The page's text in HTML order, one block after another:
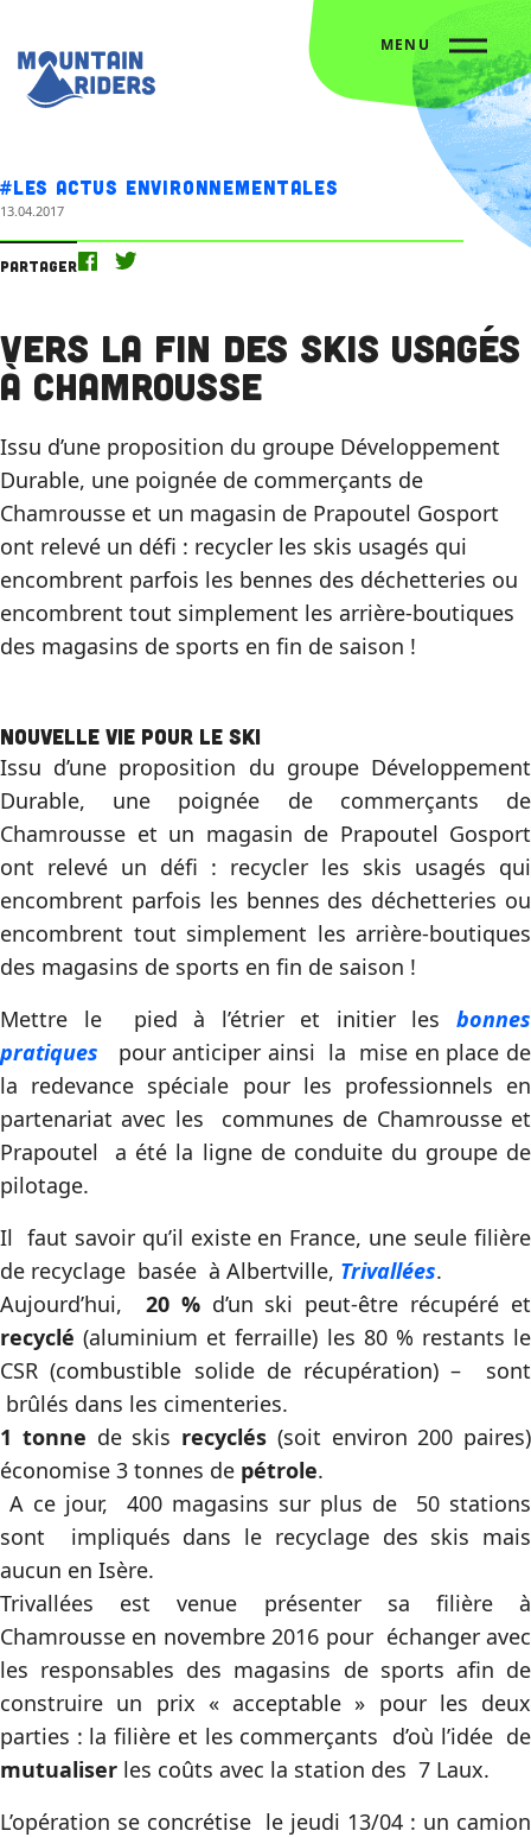
MENU
#Les actus environnementales
13.04.2017
Partager
Vers la fin des skis usagés
à Chamrousse
Issu d’une proposition du groupe Développement
Durable, une poignée de commerçants de
Chamrousse et un magasin de Prapoutel Gosport
ont relevé un défi : recycler les skis usagés qui
encombrent parfois les bennes des déchetteries ou
encombrent tout simplement les arrière-boutiques
des magasins de sports en fin de saison !
Nouvelle vie pour le ski
Issu d’une proposition du groupe Développement
Durable, une poignée de commerçants de
Chamrousse et un magasin de Prapoutel Gosport
ont relevé un défi : recycler les skis usagés qui
encombrent parfois les bennes des déchetteries ou
encombrent tout simplement les arrière-boutiques
des magasins de sports en fin de saison !
Mettre le pied à l’étrier et initier les bonnes
pratiques pour anticiper ainsi la mise en place de
la redevance spéciale pour les professionnels en
partenariat avec les communes de Chamrousse et
Prapoutel a été la ligne de conduite du groupe de
pilotage.
Il faut savoir qu’il existe en France, une seule filière
de recyclage basée à Albertville, Trivallées.
Aujourd’hui, 20 %d’un ski peut-être récupéré et
recyclé (aluminium et ferraille) les 80 % restants le
CSR (combustible solide de récupération) – sont
brûlés dans les cimenteries.
1 tonne de skis recyclés (soit environ 200 paires)
économise 3 tonnes de pétrole.
A ce jour, 400 magasins sur plus de 50 stations
sont impliqués dans le recyclage des skis mais
aucun en Isère.
Trivallées est venue présenter sa filière à
Chamrousse en novembre 2016 pour échanger avec
les responsables des magasins de sports afin de
construire un prix « acceptable » pour les deux
parties : la filière et les commerçants d’où l’idée de
mutualiser les coûts avec la station des 7 Laux.
L’opération se concrétise le jeudi 13/04 : un camion